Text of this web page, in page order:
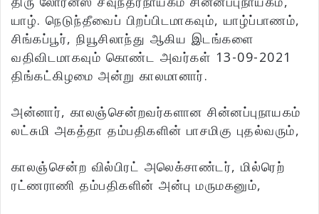
யாழ். நெடுந்தீவைப் பிறப்பிடமாகவும், யாழ்ப்பாணம்,
சிங்கப்பூர், நியூசிலாந்து ஆகிய இடங்களை
வதிவிடமாகவும் கொண்ட அவர்கள் 13-09-2021
திங்கட்கிழமை அன்று காலமானார்.
அன்னார், காலஞ்சென்றவர்களான சின்னப்புநாயகம்
லட்சுமி அகத்தா தம்பதிகளின் பாசமிகு புதல்வரும்,
காலஞ்சென்ற வில்பிரட் அலெக்சாண்டர், மில்ரெற்
ரட்ணராணி தம்பதிகளின் அன்பு மருமகனும்,